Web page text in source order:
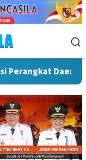
Ke-19, Plt